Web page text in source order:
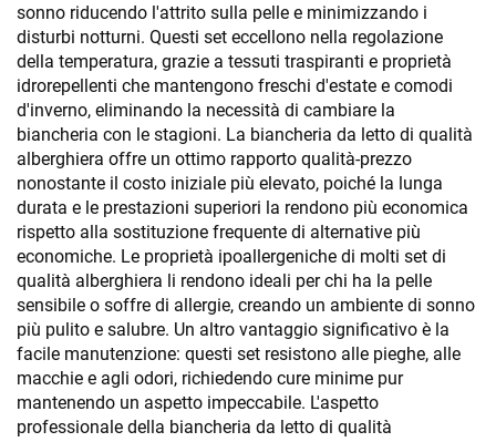
sonno riducendo l'attrito sulla pelle e minimizzando i
disturbi notturni. Questi set eccellono nella regolazione
della temperatura, grazie a tessuti traspiranti e proprietà
idrorepellenti che mantengono freschi d'estate e comodi
d'inverno, eliminando la necessità di cambiare la
biancheria con le stagioni. La biancheria da letto di qualità
alberghiera offre un ottimo rapporto qualità-prezzo
nonostante il costo iniziale più elevato, poiché la lunga
durata e le prestazioni superiori la rendono più economica
rispetto alla sostituzione frequente di alternative più
economiche. Le proprietà ipoallergeniche di molti set di
qualità alberghiera li rendono ideali per chi ha la pelle
sensibile o soffre di allergie, creando un ambiente di sonno
più pulito e salubre. Un altro vantaggio significativo è la
facile manutenzione: questi set resistono alle pieghe, alle
macchie e agli odori, richiedendo cure minime pur
mantenendo un aspetto impeccabile. L'aspetto
professionale della biancheria da letto di qualità